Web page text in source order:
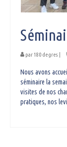
par 180 degres
Nous avons
séminaire la
visites de nos
pratiques, nos